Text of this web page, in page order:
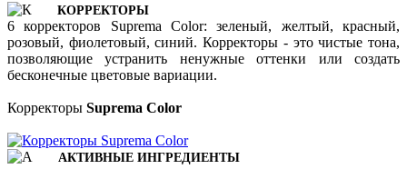
КОРРЕКТОРЫ
6 корректоров Suprema Color: зеленый, желтый, красный,
розовый, фиолетовый, синий. Корректоры - это чистые тона,
позволяющие устранить ненужные оттенки или создать
бесконечные цветовые вариации.
Корректоры Suprema Color
АКТИВНЫЕ ИНГРЕДИЕНТЫ